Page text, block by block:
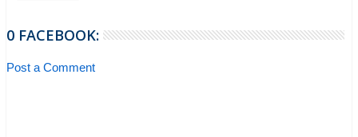
0 FACEBOOK:
Post a Comment